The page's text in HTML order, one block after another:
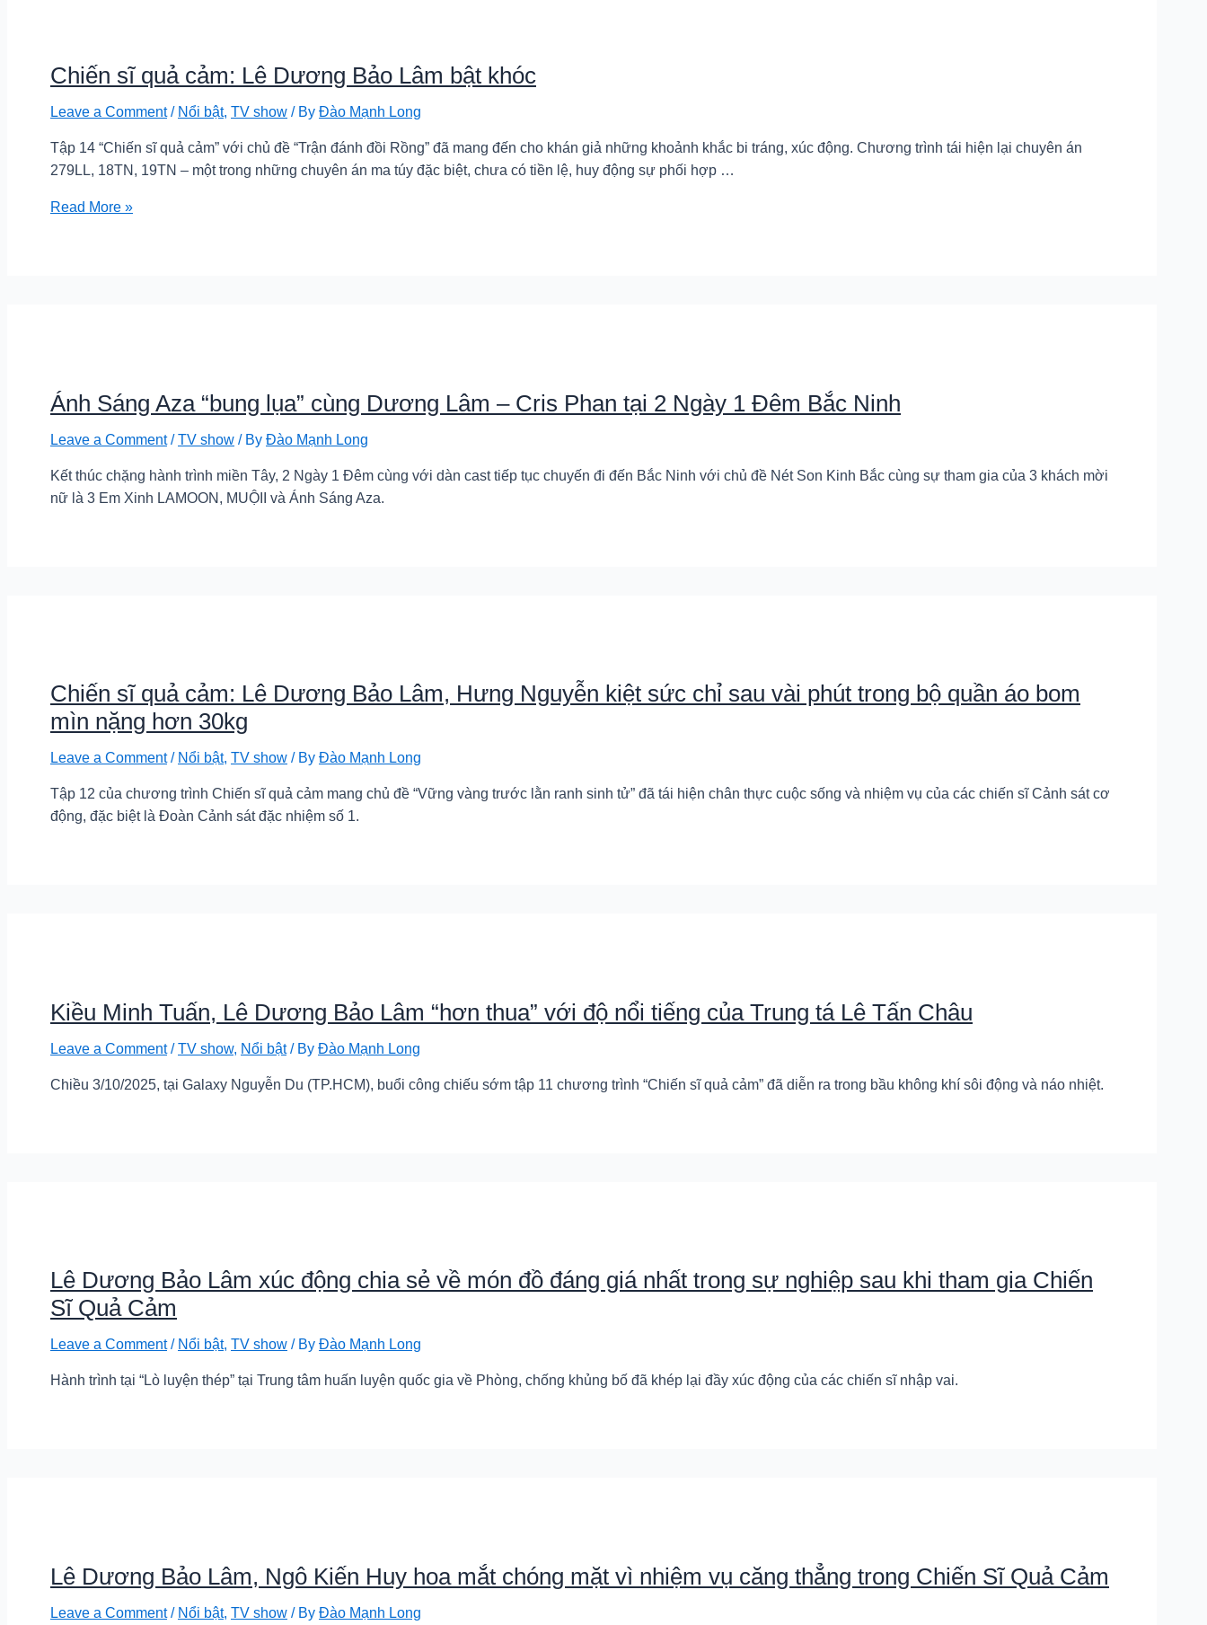
Chiến sĩ quả cảm: Lê Dương Bảo Lâm bật khóc
Leave a Comment / Nổi bật, TV show / By Đào Mạnh Long
Tập 14 “Chiến sĩ quả cảm” với chủ đề “Trận đánh đồi Rồng” đã mang đến cho khán giả những khoảnh khắc bi tráng, xúc động. Chương trình tái hiện lại chuyên án
279LL, 18TN, 19TN – một trong những chuyên án ma túy đặc biệt, chưa có tiền lệ, huy động sự phối hợp …
Chiến
khóc
Read More »
Ánh Sáng Aza “bung lụa” cùng Dương Lâm – Cris Phan tại 2 Ngày 1 Đêm Bắc Ninh
Leave a Comment /TV show / By Đào Mạnh Long
Kết thúc chặng hành trình miền Tây, 2 Ngày 1 Đêm cùng với dàn cast tiếp tục chuyến đi đến Bắc Ninh với chủ đề Nét Son Kinh Bắc cùng sự tham gia của 3 khách mời
nữ là 3 Em Xinh LAMOON, MUỘII và Ánh Sáng Aza.
Chiến sĩ quả cảm: Lê Dương Bảo Lâm, Hưng Nguyễn kiệt sức chỉ sau vài phút trong bộ quần áo bom
mìn nặng hơn 30kg
Leave a Comment / Nổi bật, TV show / By Đào Mạnh Long
Tập 12 của chương trình Chiến sĩ quả cảm mang chủ đề “Vững vàng trước lằn ranh sinh tử” đã tái hiện chân thực cuộc sống và nhiệm vụ của các chiến sĩ Cảnh sát cơ
động, đặc biệt là Đoàn Cảnh sát đặc nhiệm số 1.
Kiều Minh Tuấn, Lê Dương Bảo Lâm “hơn thua” với độ nổi tiếng của Trung tá Lê Tấn Châu
Leave a Comment /TV show, Nổi bật/ By Đào Mạnh Long
Chiều 3/10/2025, tại Galaxy Nguyễn Du (TP.HCM), buổi công chiếu sớm tập 11 chương trình “Chiến sĩ quả cảm” đã diễn ra trong bầu không khí sôi động và náo nhiệt.
Lê Dương Bảo Lâm xúc động chia sẻ về món đồ đáng giá nhất trong sự nghiệp sau khi tham gia Chiến
Sĩ Quả Cảm
Leave a Comment / Nổi bật, TV show / By Đào Mạnh Long
Hành trình tại “Lò luyện thép” tại Trung tâm huấn luyện quốc gia về Phòng, chống khủng bố đã khép lại đầy xúc động của các chiến sĩ nhập vai.
Lê Dương Bảo Lâm, Ngô Kiến Huy hoa mắt chóng mặt vì nhiệm vụ căng thẳng trong Chiến Sĩ Quả Cảm
Leave a Comment / Nổi bật, TV show / By Đào Mạnh Long